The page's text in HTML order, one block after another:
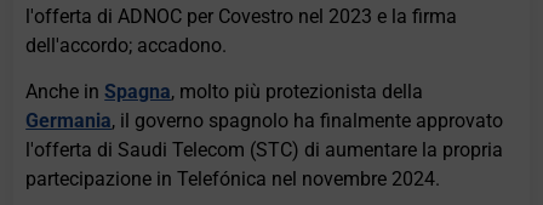
l'offerta di ADNOC per Covestro nel 2023 e la firma
dell'accordo; accadono.
Anche inSpagna, molto più protezionista della
Germania, il governo spagnolo ha finalmente approvato
l'offerta di Saudi Telecom (STC) di aumentare la propria
partecipazione in Telefónica nel novembre 2024.